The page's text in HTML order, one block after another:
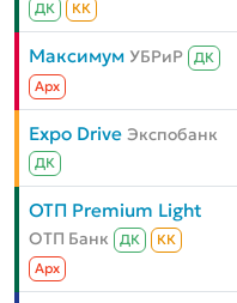
ДК КК
Максимум УБРиР
ДК
Aрх
Expo Drive Экспобанк
ДК
ОТП Premium Light
ОТП Банк ДК
КК
Aрх